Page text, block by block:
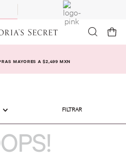
MAYORES A $2,499 MXN
FILTRAR